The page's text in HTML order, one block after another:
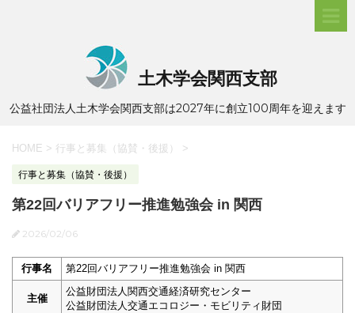
土木学会関西支部
公益社団法人土木学会関西支部は2027年に創立100周年を迎えます
HOME > 行事と募集（協賛・後援） >
行事と募集（協賛・後援）
第22回バリアフリー推進勉強会 in 関西
2026/02/06
行事名 第22回バリアフリー推進勉強会 in 関西
主催
公益財団法人関西交通経済研究センター
公益財団法人交通エコロジー・モビリティ財団